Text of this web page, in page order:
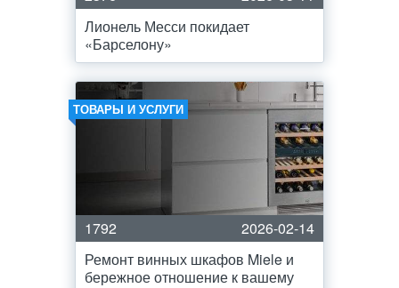
Лионель Месси покидает
«Барселону»
ТОВАРЫ И УСЛУГИ
1792
2026-02-14
Ремонт винных шкафов Miele и
бережное отношение к вашему